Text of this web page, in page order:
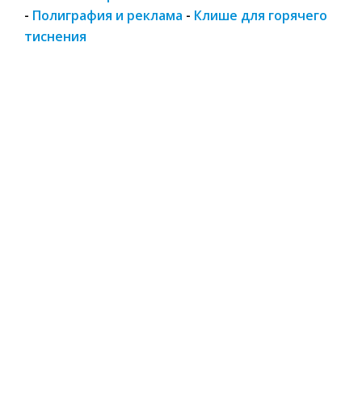
- Полиграфия и реклама - Клише для горячего
тиснения